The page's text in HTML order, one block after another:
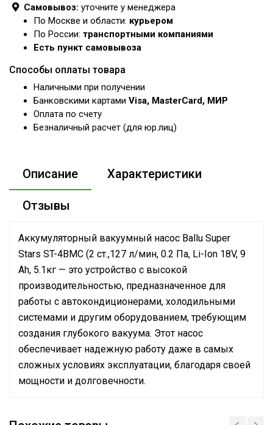
Самовывоз: уточните у менеджера
По Москве и области: курьером
По России: транспортными компаниями
Есть пункт самовывоза
Способы оплаты товара
Наличными при получении
Банковскими картами Visa, MasterCard, МИР
Оплата по счету
Безналичный расчет (для юр.лиц)
Описание Характеристики
Отзывы
Аккумуляторный вакуумный насос Ballu Super
Stars ST-4BMC (2 ст.,127 л/мин, 0.2 Па, Li-Ion 18V, 9
Ah, 5.1кг — это устройство с высокой
производительностью, предназначенное для
работы с автокондиционерами, холодильными
системами и другим оборудованием, требующим
создания глубокого вакуума. Этот насос
обеспечивает надежную работу даже в самых
сложных условиях эксплуатации, благодаря своей
мощности и долговечности.